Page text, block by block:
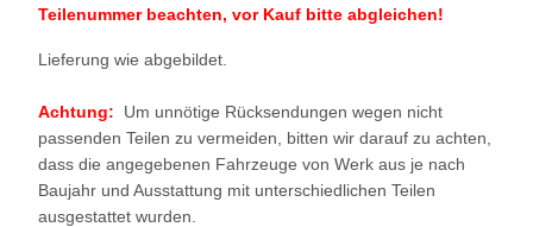
Teilenummer beachten, vor Kauf bitte abgleichen!
Lieferung wie abgebildet.
Achtung: Um unnötige Rücksendungen wegen nicht
passenden Teilen zu vermeiden, bitten wir darauf zu achten,
dass die angegebenen Fahrzeuge von Werk aus je nach
Baujahr und Ausstattung mit unterschiedlichen Teilen
ausgestattet wurden.